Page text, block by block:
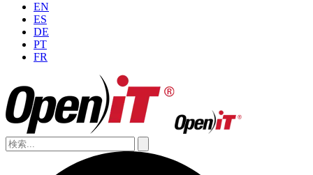
EN
ES
DE
PT
FR